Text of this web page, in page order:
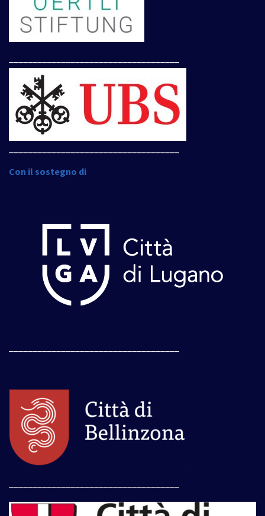
Con il sostegno di